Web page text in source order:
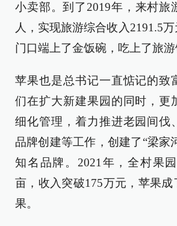
小卖部。到了2019年，来村旅
人，实现旅游综合收入2191.5
门口端上了金饭碗，吃上了旅游
苹果也是总书记一直惦记的致
们在扩大新建果园的同时，更
细化管理，着力推进老园间伐
品牌创建等工作，创建了“梁家
知名品牌。2021年，全村果
亩，收入突破175万元，苹果成
果。